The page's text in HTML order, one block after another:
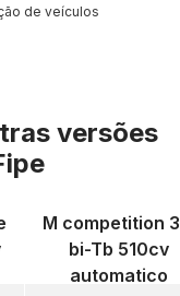
de veículos
versões
M competition
bi-Tb 510cv
automatico